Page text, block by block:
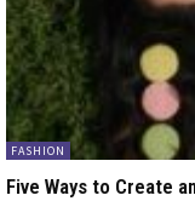
FASHION
Five Ways to Create